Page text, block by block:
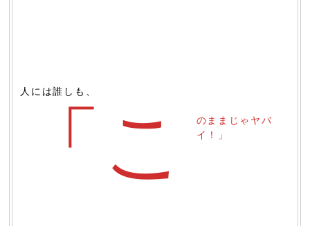
人には誰しも、
「こ
のままじゃヤバ
イ！」